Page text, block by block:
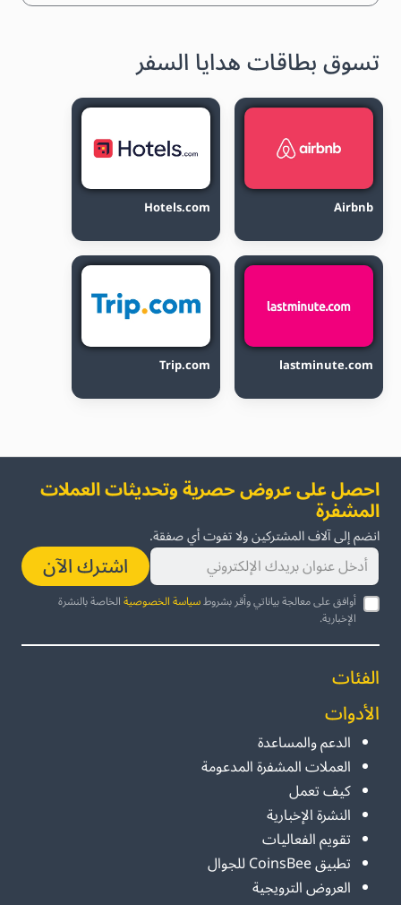
تسوق بطاقات هدايا السفر
Airbnb
Hotels.com
lastminute.com
Trip.com
احصل على عروض حصرية وتحديثات العملات
المشفرة
انضم إلى آلاف المشتركين ولا تفوت أي صفقة.
اشترك الآن
أوافق على معالجة بياناتي وأقر بشروطسياسة الخصوصيةالخاصة بالنشرة
الإخبارية.
الفئات
الأدوات
الدعم والمساعدة
العملات المشفرة المدعومة
كيف تعمل
النشرة الإخبارية
تقويم الفعاليات
تطبيق CoinsBee للجوال
العروض الترويجية